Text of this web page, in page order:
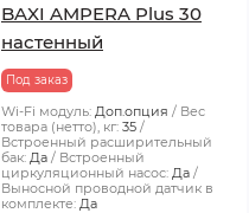
BAXI AMPERA Plus 30
настенный
Под заказ
Wi-Fi модуль: Доп.опция
Вес
товара (нетто), кг: 35
Встроенный расширительный
бак: Да
Встроенный
циркуляционный насос: Да
Выносной проводной датчик в
комплекте: Да